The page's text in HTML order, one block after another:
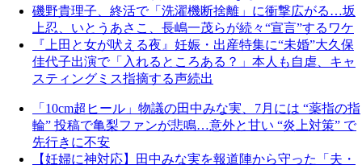
磯野貴理子、終活で「洗濯機断捨離」に衝撃広がる…坂
上忍、いとうあさこ、長嶋一茂らが続々“宣言”するワケ
『上田と女が吠える夜』妊娠・出産特集に“未婚”大久保
佳代子出演で「入れるところある？」本人も自虐、キャ
スティングミス指摘する声続出
「10cm超ヒール」物議の田中みな実、7月には “薬指の指
輪” 投稿で亀梨ファンが悲鳴…意外と甘い “炎上対策” で
先行きに不安
【妊婦に神対応】田中みな実を報道陣から守った「夫・